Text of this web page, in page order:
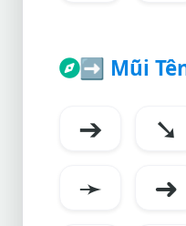
➡️ Mũi
➔ ➘
➛
➜